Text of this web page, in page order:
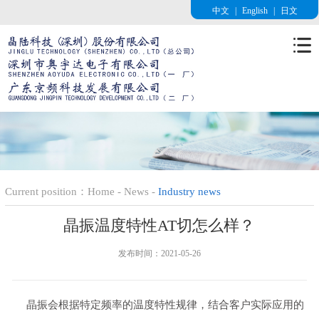
中文 English 日文
Current position： Home - News - Industry news
晶振温度特性AT切怎么样？
发布时间：2021-05-26
晶振会根据特定频率的温度特性规律，结合客户实际应用的